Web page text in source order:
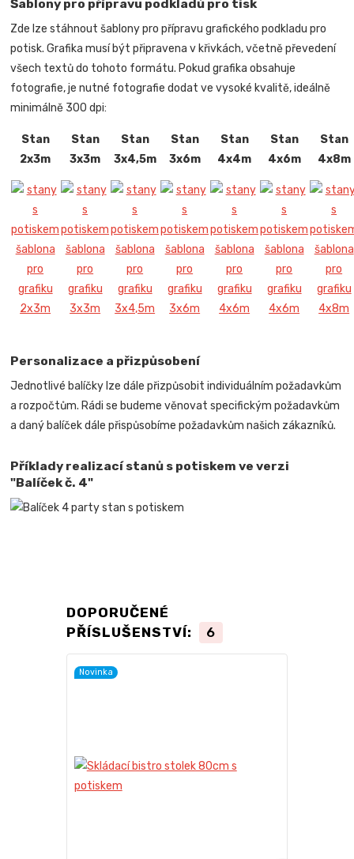
Šablony pro přípravu podkladů pro tisk
Zde lze stáhnout šablony pro přípravu grafického podkladu pro
potisk. Grafika musí být připravena v křivkách, včetně převedení
všech textů do tohoto formátu. Pokud grafika obsahuje
fotografie, je nutné fotografie dodat ve vysoké kvalitě, ideálně
minimálně 300 dpi:
Stan
2x3m
Stan
3x3m
Stan
3x4,5m
Stan
3x6m
Stan
4x4m
Stan
4x6m
Stan
4x8m
Personalizace a přizpůsobení
Jednotlivé balíčky lze dále přizpůsobit individuálním požadavkům
a rozpočtům. Rádi se budeme věnovat specifickým požadavkům
a daný balíček dále přispůsobíme požadavkům našich zákazníků.
Příklady realizací stanů s potiskem ve verzi
"Balíček č. 4"
DOPORUČENÉ
PŘÍSLUŠENSTVÍ:
6
Novinka